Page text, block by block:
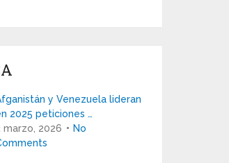
y Venezuela lideran
2025 peticiones …
marzo, 2026
No